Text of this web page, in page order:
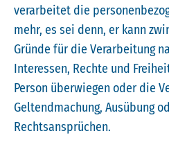
verarbeitet die
mehr, es sei denn, er kann
Gründe für die Verarbeitung
Interessen, Rechte und
Person überwiegen oder die
Geltendmachung, Ausübung
Rechtsansprüchen.